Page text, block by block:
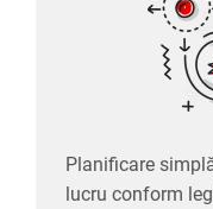
Planificare
lucru conform
Planificare
lucru conform